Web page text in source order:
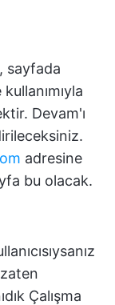
sayfada
Devam'ı
adresine
bu olacak.
Çalışma